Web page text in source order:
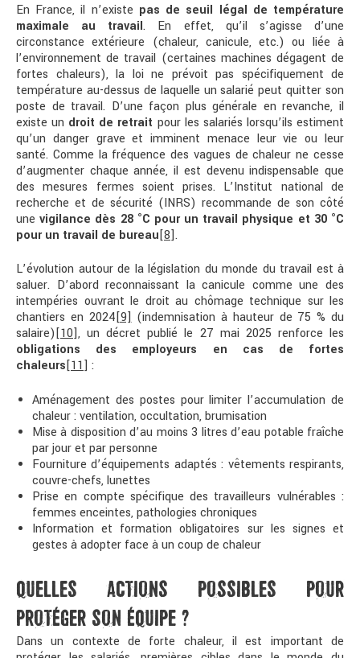
En France, il n’existe pas de seuil légal de température
maximale au travail. En effet, qu’il s’agisse d’une
circonstance extérieure (chaleur, canicule, etc.) ou liée à
l’environnement de travail (certaines machines dégagent de
fortes chaleurs), la loi ne prévoit pas spécifiquement de
température au-dessus de laquelle un salarié peut quitter son
poste de travail. D’une façon plus générale en revanche, il
existe un droit de retrait pour les salariés lorsqu’ils estiment
qu’un danger grave et imminent menace leur vie ou leur
santé. Comme la fréquence des vagues de chaleur ne cesse
d’augmenter chaque année, il est devenu indispensable que
des mesures fermes soient prises. L’Institut national de
recherche et de sécurité (INRS) recommande de son côté
unevigilance dès 28 °C pour un travail physique et 30 °C
pour un travail de bureau[8].
L’évolution autour de la législation du monde du travail est à
saluer. D’abord reconnaissant la canicule comme une des
intempéries ouvrant le droit au chômage technique sur les
chantiers en 2024[9] (indemnisation à hauteur de 75 % du
salaire) [10], un décret publié le 27 mai 2025 renforce les
obligations des employeurs en cas de fortes
chaleurs[11] :
Aménagement des postes pour limiter l’accumulation de
chaleur : ventilation, occultation, brumisation
Mise à disposition d’au moins 3 litres d’eau potable fraîche
par jour et par personne
Fourniture d’équipements adaptés : vêtements respirants,
couvre-chefs, lunettes
Prise en compte spécifique des travailleurs vulnérables :
femmes enceintes, pathologies chroniques
Information et formation obligatoires sur les signes et
gestes à adopter face à un coup de chaleur
QUELLES ACTIONS POSSIBLES POUR
PROTÉGER SON ÉQUIPE ?
Dans un contexte de forte chaleur, il est important de